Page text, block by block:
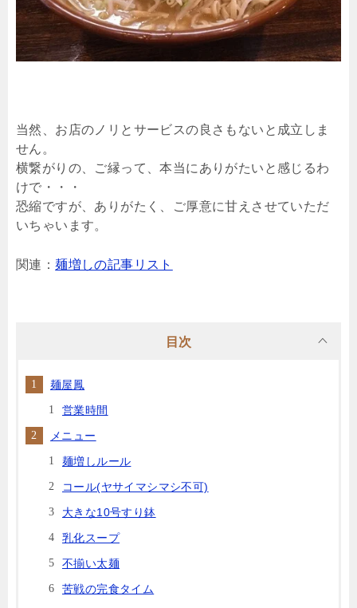
当然、お店のノリとサービスの良さもないと成立しま
せん。
横繋がりの、ご縁って、本当にありがたいと感じるわ
けで・・・
恐縮ですが、ありがたく、ご厚意に甘えさせていただ
いちゃいます。
関連：麺増しの記事リスト
目次
麺屋鳳
営業時間
メニュー
麺増しルール
コール(ヤサイマシマシ不可)
大きな10号すり鉢
乳化スープ
不揃い太麺
苦戦の完食タイム